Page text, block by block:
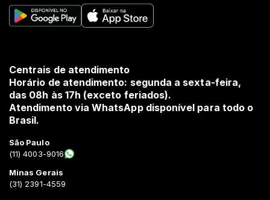
Centrais de atendimento
Horário de atendimento: segunda a sexta-feira,
das 08h às 17h (exceto feriados).
Atendimento via WhatsApp disponível para todo o
Brasil.
São Paulo
(11) 4003-9016
Minas Gerais
(31) 2391-4559